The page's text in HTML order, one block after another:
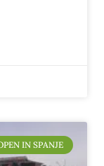
IN SPANJE